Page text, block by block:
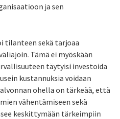
ja sen
tilanteen sekä tarjoaa
Tämä ei myöskään
täytyisi investoida
kustannuksia voidaan
ohella on tärkeää, että
vähentämiseen sekä
keskittymään tärkeimpiin